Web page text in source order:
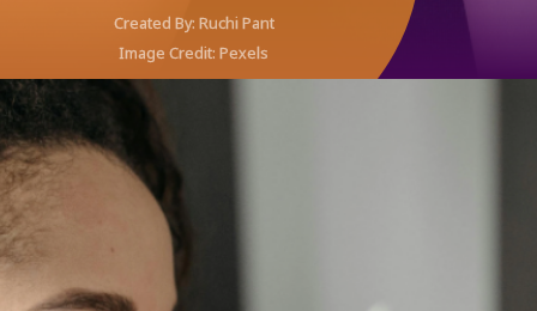
@Instagram/saanandverma
Created By: Ruchi Pant
Image Credit: Pexels